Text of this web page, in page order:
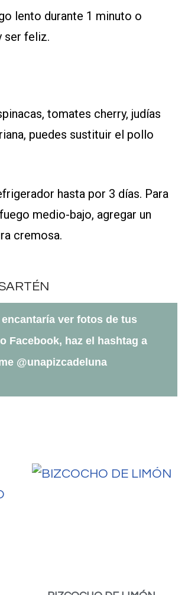
lento durante 1 minuto o
ser feliz.
tomates cherry, judías
puedes sustituir el pollo
hasta por 3 días. Para
medio-bajo, agregar un
cremosa.
ver fotos de tus
Facebook, haz el hashtag a
@unapizcadeluna